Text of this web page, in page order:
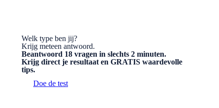
Welk type ben jij?
Krijg meteen antwoord.
Beantwoord 18 vragen in slechts 2 minuten.
Krijg direct je resultaat en GRATIS waardevolle
tips.
Doe de test